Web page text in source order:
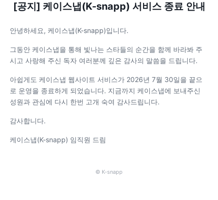
[공지] 케이스냅(K-snapp) 서비스 종료 안내
안녕하세요, 케이스냅(K-snapp)입니다.
그동안 케이스냅을 통해 빛나는 스타들의 순간을 함께 바라봐 주
시고 사랑해 주신 독자 여러분께 깊은 감사의 말씀을 드립니다.
아쉽게도 케이스냅 웹사이트 서비스가 2026년 7월 30일을 끝으
로 운영을 종료하게 되었습니다. 지금까지 케이스냅에 보내주신
성원과 관심에 다시 한번 고개 숙여 감사드립니다.
감사합니다.
케이스냅(K-snapp) 임직원 드림
© K-snapp